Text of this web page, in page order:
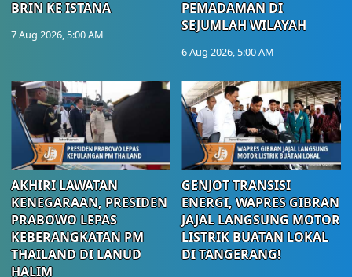
BRIN KE ISTANA
7 Aug 2026, 5:00 AM
PEMADAMAN DI
SEJUMLAH WILAYAH
6 Aug 2026, 5:00 AM
AKHIRI LAWATAN
KENEGARAAN, PRESIDEN
PRABOWO LEPAS
KEBERANGKATAN PM
THAILAND DI LANUD
HALIM
GENJOT TRANSISI
ENERGI, WAPRES GIBRAN
JAJAL LANGSUNG MOTOR
LISTRIK BUATAN LOKAL
DI TANGERANG!